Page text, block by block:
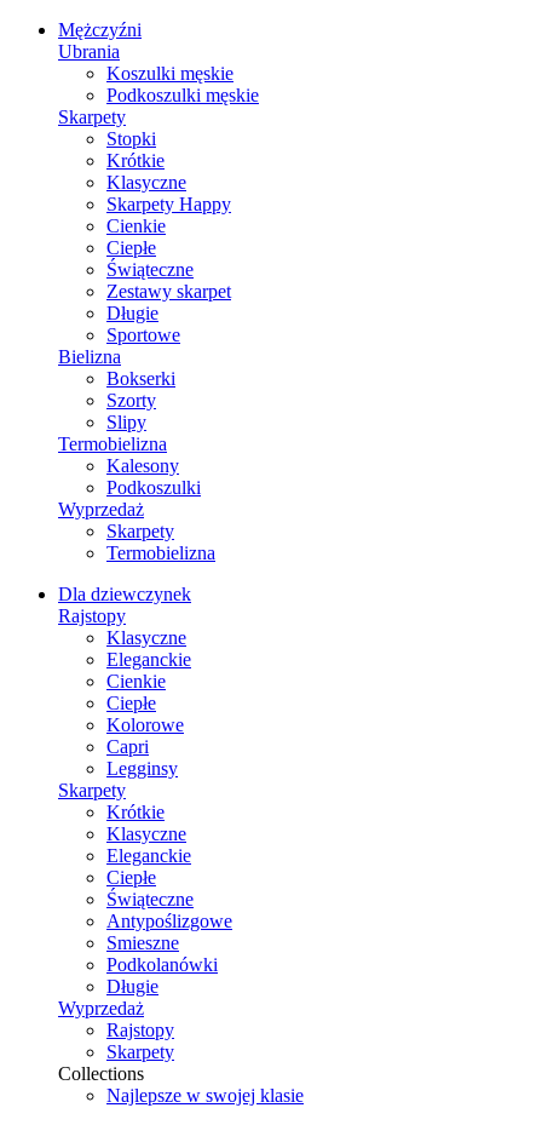
Mężczyźni
Ubrania
Koszulki męskie
Podkoszulki męskie
Skarpety
Stopki
Krótkie
Klasyczne
Skarpety Happy
Cienkie
Ciepłe
Świąteczne
Zestawy skarpet
Długie
Sportowe
Bielizna
Bokserki
Szorty
Slipy
Termobielizna
Kalesony
Podkoszulki
Wyprzedaż
Skarpety
Termobielizna
Dla dziewczynek
Rajstopy
Klasyczne
Eleganckie
Cienkie
Ciepłe
Kolorowe
Capri
Legginsy
Skarpety
Krótkie
Klasyczne
Eleganckie
Ciepłe
Świąteczne
Antypoślizgowe
Smieszne
Podkolanówki
Długie
Wyprzedaż
Rajstopy
Skarpety
Collections
Najlepsze w swojej klasie